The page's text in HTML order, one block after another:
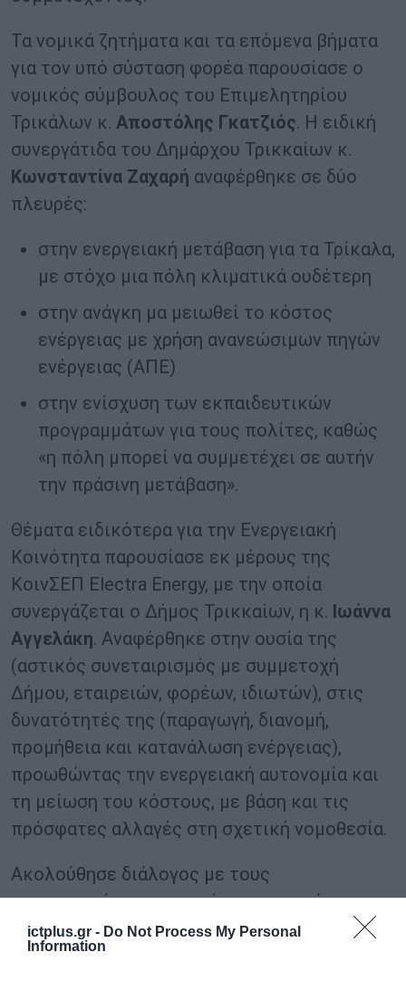
ictplus.gr - Do Not Process My Personal
Information
Τα νομικά ζητήματα και τα επόμενα βήματα
για τον υπό σύσταση φορέα παρουσίασε ο
νομικός σύμβουλος του Επιμελητηρίου
Τρικάλων κ. Αποστόλης Γκατζιός. Η ειδική
συνεργάτιδα του Δημάρχου Τρικκαίων κ.
Κωνσταντίνα Ζαχαρή αναφέρθηκε σε δύο
πλευρές:
στην ενεργειακή μετάβαση για τα Τρίκαλα,
με στόχο μια πόλη κλιματικά ουδέτερη
στην ανάγκη μα μειωθεί το κόστος
ενέργειας με χρήση ανανεώσιμων πηγών
ενέργειας (ΑΠΕ)
στην ενίσχυση των εκπαιδευτικών
προγραμμάτων για τους πολίτες, καθώς
«η πόλη μπορεί να συμμετέχει σε αυτήν
την πράσινη μετάβαση».
Θέματα ειδικότερα για την Ενεργειακή
Κοινότητα παρουσίασε εκ μέρους της
ΚοινΣΕΠ Electra Energy, με την οποία
συνεργάζεται ο Δήμος Τρικκαίων, η κ. Ιωάννα
Αγγελάκη. Αναφέρθηκε στην ουσία της
(αστικός συνεταιρισμός με συμμετοχή
Δήμου, εταιρειών, φορέων, ιδιωτών), στις
δυνατότητές της (παραγωγή, διανομή,
προμήθεια και κατανάλωση ενέργειας),
προωθώντας την ενεργειακή αυτονομία και
τη μείωση του κόστους, με βάση και τις
πρόσφατες αλλαγές στη σχετική νομοθεσία.
Ακολούθησε διάλογος με τους
παρευρισκόμενους, κυρίως εκπροσώπων της
αγοράς, για θέματα που αφορούν στη
σύσταση της Κοινότητας.